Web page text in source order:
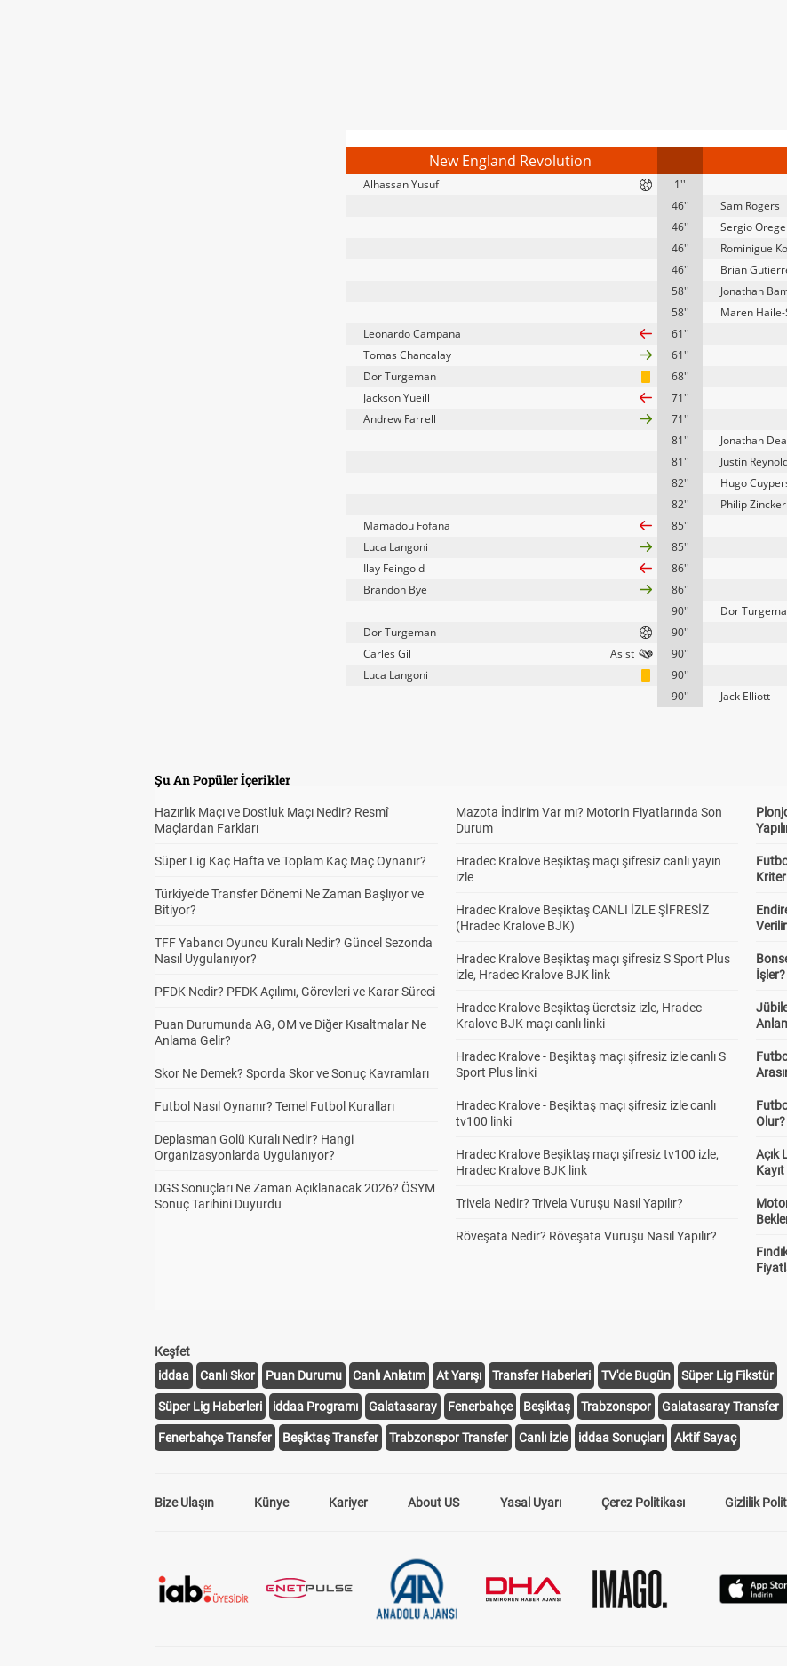
New England Revolution
Alhassan Yusuf
1''
46''
Sam Rogers
46''
Sergio Oregel
46''
Rominigue
46''
Brian
58''
Jonathan
58''
Maren
Leonardo Campana
61''
Tomas Chancalay
61''
Dor Turgeman
68''
Jackson Yueill
71''
Andrew Farrell
71''
81''
Jonathan
81''
Justin
82''
Hugo
82''
Philip
Mamadou Fofana
85''
Luca Langoni
85''
Ilay Feingold
86''
Brandon Bye
86''
90''
Dor
Dor Turgeman
90''
Carles Gil
90''
Luca Langoni
90''
90''
Jack Elliott
Şu An Popüler İçerikler
Hazırlık Maçı ve Dostluk Maçı Nedir? Resmî
Maçlardan Farkları
Süper Lig Kaç Hafta ve Toplam Kaç Maç Oynanır?
Türkiye'de Transfer Dönemi Ne Zaman Başlıyor ve
Bitiyor?
TFF Yabancı Oyuncu Kuralı Nedir? Güncel Sezonda
Nasıl Uygulanıyor?
PFDK Nedir? PFDK Açılımı, Görevleri ve Karar Süreci
Puan Durumunda AG, OM ve Diğer Kısaltmalar Ne
Anlama Gelir?
Skor Ne Demek? Sporda Skor ve Sonuç Kavramları
Futbol Nasıl Oynanır? Temel Futbol Kuralları
Deplasman Golü Kuralı Nedir? Hangi
Organizasyonlarda Uygulanıyor?
DGS Sonuçları Ne Zaman Açıklanacak 2026? ÖSYM
Sonuç Tarihini Duyurdu
Mazota İndirim Var mı? Motorin Fiyatlarında Son
Durum
Hradec Kralove Beşiktaş maçı şifresiz canlı yayın
izle
Hradec Kralove Beşiktaş CANLI İZLE ŞİFRESİZ
(Hradec Kralove BJK)
Hradec Kralove Beşiktaş maçı şifresiz S Sport Plus
izle, Hradec Kralove BJK link
Hradec Kralove Beşiktaş ücretsiz izle, Hradec
Kralove BJK maçı canlı linki
Hradec Kralove - Beşiktaş maçı şifresiz izle canlı S
Sport Plus linki
Hradec Kralove - Beşiktaş maçı şifresiz izle canlı
tv100 linki
Hradec Kralove Beşiktaş maçı şifresiz tv100 izle,
Hradec Kralove BJK link
Trivela Nedir? Trivela Vuruşu Nasıl Yapılır?
Röveşata Nedir? Röveşata Vuruşu Nasıl Yapılır?
İşler?
Olur?
Açık
Keşfet
iddaa
Canlı Skor Puan Durumu Canlı Anlatım At Yarışı Transfer Haberleri TV'de Bugün Süper Lig Fikstür
Süper Lig Haberleri iddaa Programı Galatasaray Fenerbahçe Beşiktaş Trabzonspor Galatasaray Transfer
Fenerbahçe Transfer Beşiktaş Transfer Trabzonspor Transfer Canlı İzle iddaa Sonuçları Aktif Sayaç
Bize Ulaşın Künye Kariyer About US Yasal Uyarı Çerez Politikası Gizlilik